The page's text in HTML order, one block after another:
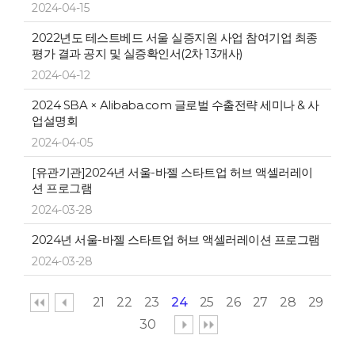
2024-04-15
2022년도 테스트베드 서울 실증지원 사업 참여기업 최종
평가 결과 공지 및 실증확인서(2차 13개사)
2024-04-12
2024 SBA × Alibaba.com 글로벌 수출전략 세미나 & 사
업설명회
2024-04-05
[유관기관]2024년 서울-바젤 스타트업 허브 액셀러레이
션 프로그램
2024-03-28
2024년 서울-바젤 스타트업 허브 액셀러레이션 프로그램
2024-03-28
21 22 23 24 25 26 27 28
29
30